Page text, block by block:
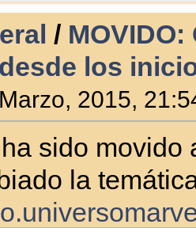
/
los
2015,
sido movido
la